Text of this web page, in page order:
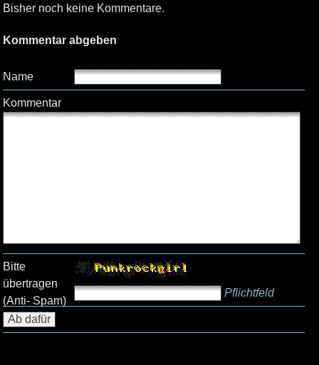
Bisher noch keine Kommentare.
Kommentar abgeben
Name
Kommentar
Bitte
übertragen
(Anti- Spam)
Pflichtfeld